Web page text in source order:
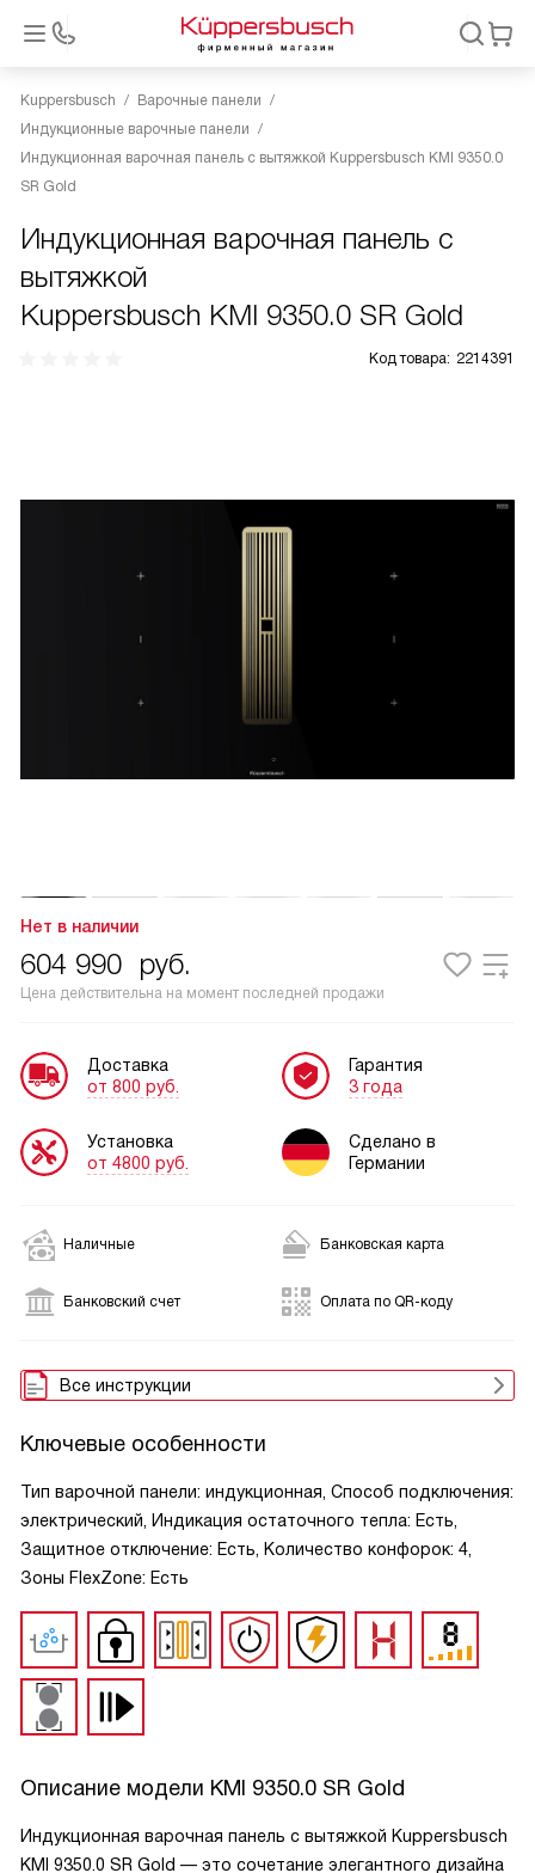
Kuppersbusch
Варочные панели
Индукционные варочные панели
Индукционная варочная панель с вытяжкой Kuppersbusch KMI 9350.0
SR Gold
Индукционная варочная панель с
вытяжкой
Kuppersbusch KMI 9350.0 SR Gold
Код товара: 2214391
Нет в наличии
604 990 руб.
Цена действительна на момент последней продажи
Доставка
от 800 руб.
Установка
от 4800 руб.
Гарантия
3 года
Сделано в
Германии
Наличные Банковская карта
Банковский счет Оплата по QR-коду
Все инструкции
Ключевые особенности
Тип варочной панели: индукционная, Способ подключения:
электрический, Индикация остаточного тепла: Есть,
Защитное отключение: Есть, Количество конфорок: 4,
Зоны FlexZone: Есть
Описание модели KMI 9350.0 SR Gold
Индукционная варочная панель с вытяжкой Kuppersbusch
KMI 9350.0 SR Gold — это сочетание элегантного дизайна